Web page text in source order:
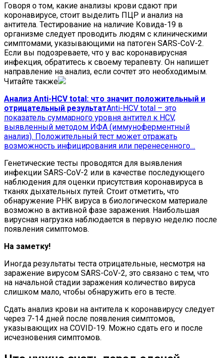
Говоря о том, какие анализы крови сдают при
коронавирусе, стоит выделить ПЦР и анализ на
антитела. Тестирование на наличие Ковида-19 в
организме следует проводить людям с клиническими
симптомами, указывающими на патоген SARS-CoV-2.
Если вы подозреваете, что у вас коронавирусная
инфекция, обратитесь к своему терапевту. Он напишет
направление на анализ, если сочтет это необходимым.
Читайте также
Анализ Anti-HCV total: что значит положительный и
отрицательный результатAnti-HCV total – это
показатель суммарного уровня антител к HCV,
выявленный методом ИФА (иммуноферментный
анализ). Положительный тест может отражать
возможность инфицирования или перенесенного…
Генетические тесты проводятся для выявления
инфекции SARS-CoV-2 или в качестве последующего
наблюдения для оценки присутствия коронавируса в
тканях дыхательных путей. Стоит отметить, что
обнаружение РНК вируса в биологическом материале
возможно в активной фазе заражения. Наибольшая
вирусная нагрузка наблюдается в первую неделю после
появления симптомов.
На заметку!
Иногда результаты теста отрицательные, несмотря на
заражение вирусом SARS-CoV-2, это связано с тем, что
на начальной стадии заражения количество вируса
слишком мало, чтобы обнаружить его в тесте.
Сдать анализ крови на антитела к коронавирусу следует
через 7-14 дней после появления симптомов,
указывающих на COVID-19. Можно сдать его и после
исчезновения симптомов.